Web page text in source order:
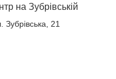
на Зубрівській
Зубрівська, 21